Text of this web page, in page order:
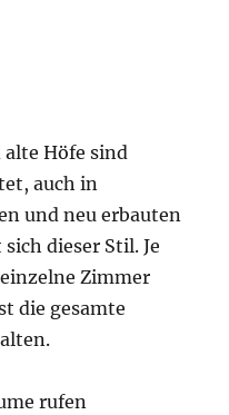
Höfe sind
auch in
und neu erbauten
dieser Stil. Je
Zimmer
die gesamte
rufen